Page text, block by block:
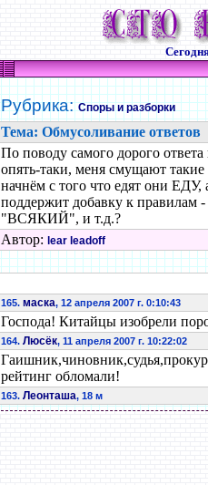
Рубрика:Споры и разборки
Тема: Обмусоливание ответов
По поводу самого дорого
опять-таки, меня смущают
начнём с того что едят они
поддержит добавку к
"ВСЯКИЙ", и т.д.?
Автор: lear leadoff
165. маска, 12 апреля 2007 г. 0:10:43
Господа! Китайцы изобрели
164. Люсёк, 11 апреля 2007 г. 10:22:02
рейтинг обломали!
163. Леонташа, 18 м